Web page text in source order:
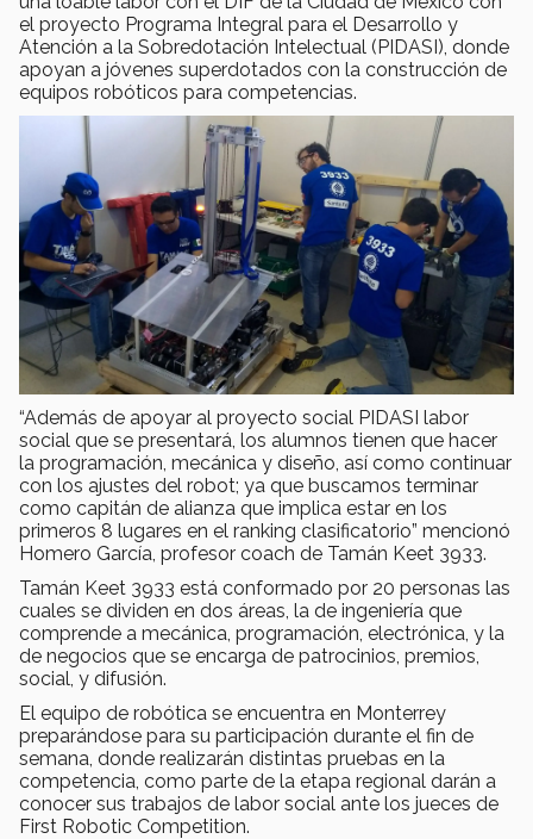
el proyecto Programa Integral para el Desarrollo y
Atención a la Sobredotación Intelectual (PIDASI), donde
apoyan a jóvenes superdotados con la construcción de
equipos robóticos para competencias.
“Además de apoyar al proyecto social PIDASI labor
social que se presentará, los alumnos tienen que hacer
la programación, mecánica y diseño, así como continuar
con los ajustes del robot; ya que buscamos terminar
como capitán de alianza que implica estar en los
primeros 8 lugares en el ranking clasificatorio” mencionó
Homero García, profesor coach de Tamán Keet 3933.
Tamán Keet 3933 está conformado por 20 personas las
cuales se dividen en dos áreas, la de ingeniería que
comprende a mecánica, programación, electrónica, y la
de negocios que se encarga de patrocinios, premios,
social, y difusión.
El equipo de robótica se encuentra en Monterrey
preparándose para su participación durante el fin de
semana, donde realizarán distintas pruebas en la
competencia, como parte de la etapa regional darán a
conocer sus trabajos de labor social ante los jueces de
First Robotic Competition.